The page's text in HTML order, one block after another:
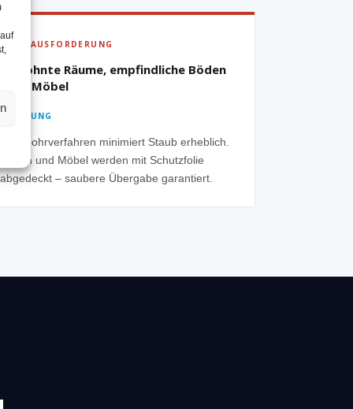
▶ HERAUSFORDERUNG
Bewohnte Räume, empfindliche Böden
oder Möbel
✓ LÖSUNG
Nassbohrverfahren minimiert Staub erheblich.
Böden und Möbel werden mit Schutzfolie
abgedeckt – saubere Übergabe garantiert.